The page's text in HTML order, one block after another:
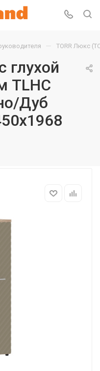
— TORR Люкс
глухой
TLHC
Дуб